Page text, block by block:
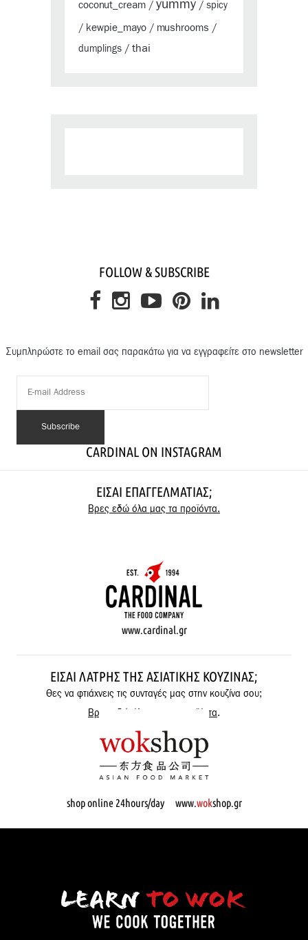
coconut_cream / yummy / spicy
/ kewpie_mayo / mushrooms /
dumplings / thai
FOLLOW & SUBSCRIBE
Συμπληρώστε το email σας παρακάτω για να εγγραφείτε στο newsletter
CARDINAL ON INSTAGRAM
ΕΊΣΑΙ ΕΠΑΓΓΕΛΜΑΤΊΑΣ;
Βρες εδώ όλα μας τα προϊόντα.
www.cardinal.gr
ΕΊΣΑΙ ΛΆΤΡΗΣ ΤΗΣ ΑΣΙΑΤΙΚΉΣ ΚΟΥΖΊΝΑΣ;
Θες να φτιάχνεις τις συνταγές μας στην κουζίνα σου;
Βρες εδώ όλα μας τα προϊόντα.
shop online 24hours/day www.wokshop.gr